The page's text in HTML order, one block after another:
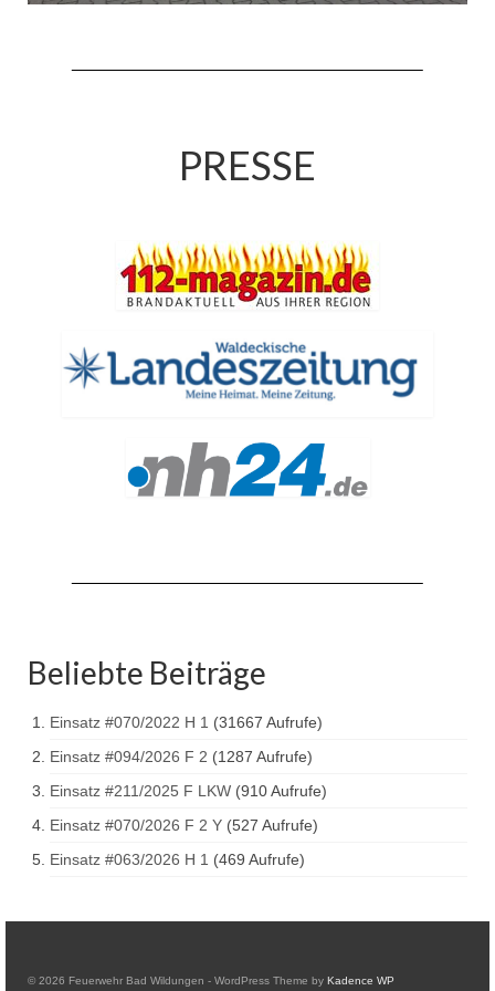
Benefizkonzert 2021
Fahrzeuge & Technik
Stützpunkt
Einsatzfahrzeuge
Einsatzleitwagen ELW 1
Drehleiter DLK 23/12
Tanklöschfahrzeug TLF 4000
Löschgruppenfahrzeug LF 20 KatS
Gerätewagen Logistik GW-L 2
Tanklöschfahrzeug TLF 16/24 Tr
Gerätewagen Gefahrgut GW-G
GDekonP-LKW
PRESSE
Beliebte Beiträge
Einsatz #070/2022 H 1 (31667 Aufrufe)
Einsatz #094/2026 F 2 (1287 Aufrufe)
Einsatz #211/2025 F LKW (910 Aufrufe)
Einsatz #070/2026 F 2 Y (527 Aufrufe)
Einsatz #063/2026 H 1 (469 Aufrufe)
© 2026 Feuerwehr Bad Wildungen - WordPress Theme by Kadence WP